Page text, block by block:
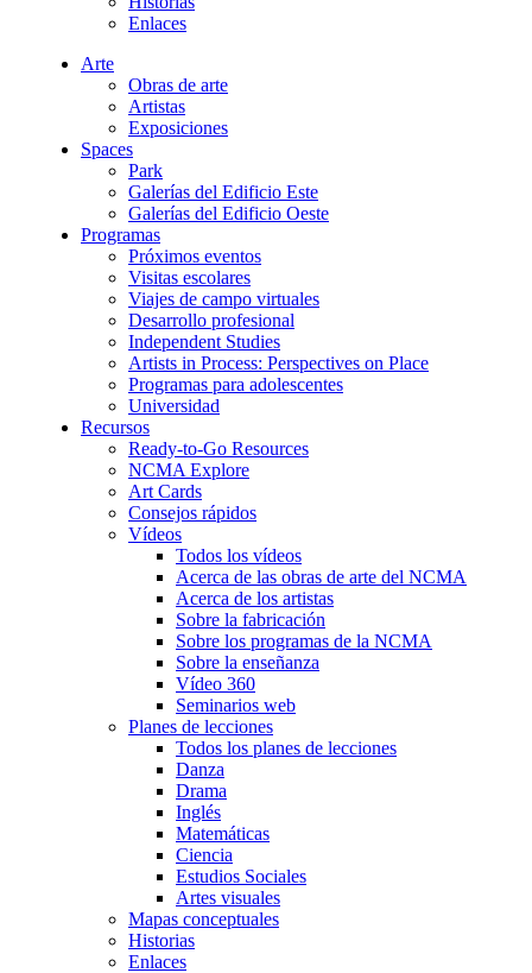
Enlaces
Arte
Obras de arte
Artistas
Exposiciones
Spaces
Park
Galerías del Edificio Este
Galerías del Edificio Oeste
Programas
Próximos eventos
Visitas escolares
Viajes de campo virtuales
Desarrollo profesional
Independent Studies
Artists in Process: Perspectives on Place
Programas para adolescentes
Universidad
Recursos
Ready-to-Go Resources
NCMA Explore
Art Cards
Consejos rápidos
Vídeos
Todos los vídeos
Acerca de las obras de arte del NCMA
Acerca de los artistas
Sobre la fabricación
Sobre los programas de la NCMA
Sobre la enseñanza
Vídeo 360
Seminarios web
Planes de lecciones
Todos los planes de lecciones
Danza
Drama
Inglés
Matemáticas
Ciencia
Estudios Sociales
Artes visuales
Mapas conceptuales
Historias
Enlaces